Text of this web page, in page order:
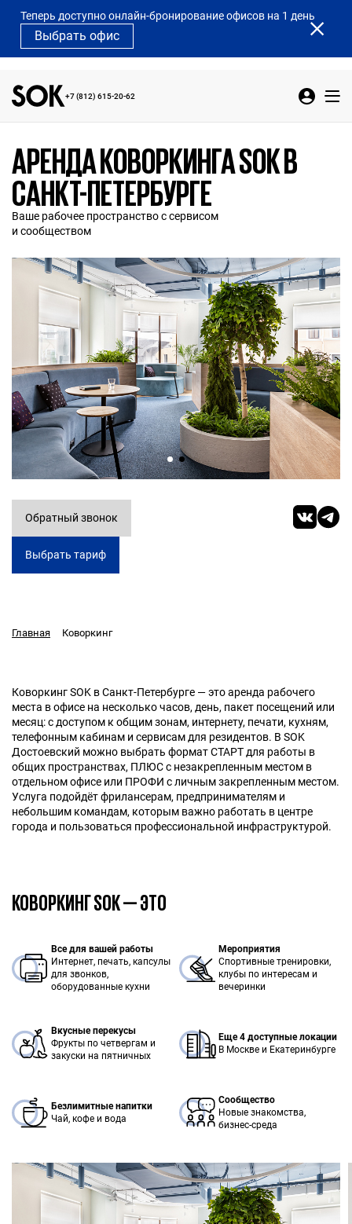
Теперь доступно онлайн-бронирование офисов на 1 день
Выбрать офис
+7 (812) 615-20-62
АРЕНДА КОВОРКИНГА SOK В
САНКТ-ПЕТЕРБУРГЕ
Ваше рабочее пространство с сервисом
и сообществом
Обратный звонок
Выбрать тариф
Главная Коворкинг
Коворкинг SOK в Санкт-Петербурге — это аренда рабочего
места в офисе на несколько часов, день, пакет посещений или
месяц: с доступом к общим зонам, интернету, печати, кухням,
телефонным кабинам и сервисам для резидентов. В SOK
Достоевский можно выбрать формат СТАРТ для работы в
общих пространствах, ПЛЮС с незакрепленным местом в
отдельном офисе или ПРОФИ с личным закрепленным местом.
Услуга подойдёт фрилансерам, предпринимателям и
небольшим командам, которым важно работать в центре
города и пользоваться профессиональной инфраструктурой.
КОВОРКИНГ SOK — ЭТО
Все для вашей работы
Интернет, печать, капсулы
для звонков,
оборудованные кухни
Мероприятия
Спортивные тренировки,
клубы по интересам и
вечеринки
Вкусные перекусы
Фрукты по четвергам и
закуски на пятничных
Еще 4 доступные локации
В Москве и Екатеринбурге
Безлимитные напитки
Чай, кофе и вода
Сообщество
Новые знакомства,
бизнес-среда